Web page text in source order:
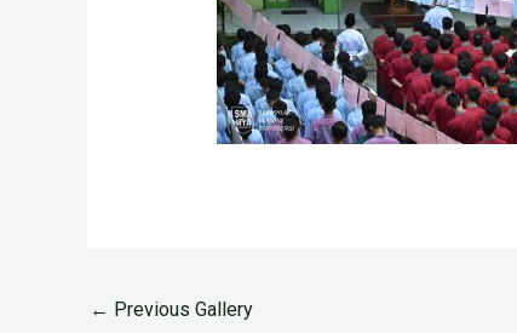
← Previous Gallery